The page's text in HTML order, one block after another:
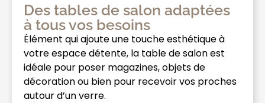
Des tables de salon adaptées
à tous vos besoins
Élément qui ajoute une touche esthétique à
votre espace détente, la table de salon est
idéale pour poser magazines, objets de
décoration ou bien pour recevoir vos proches
autour d’un verre.